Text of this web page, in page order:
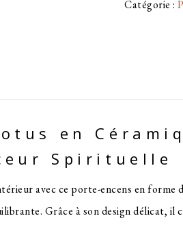
Catégorie :
en
Spirituelle
avec ce porte-encens en forme
Grâce à son design délicat, il